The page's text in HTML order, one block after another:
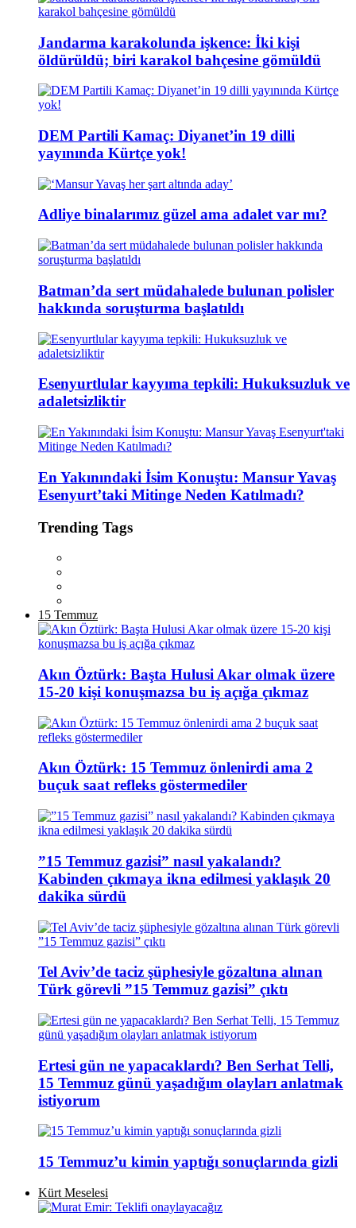
Jandarma karakolunda işkence: İki kişi
öldürüldü; biri karakol bahçesine gömüldü
DEM Partili Kamaç: Diyanet’in 19 dilli
yayınında Kürtçe yok!
Adliye binalarımız güzel ama adalet var mı?
Batman’da sert müdahalede bulunan polisler
hakkında soruşturma başlatıldı
Esenyurtlular kayyıma tepkili: Hukuksuzluk ve
adaletsizliktir
En Yakınındaki İsim Konuştu: Mansur Yavaş
Esenyurt’taki Mitinge Neden Katılmadı?
Trending Tags
15 Temmuz
Akın Öztürk: Başta Hulusi Akar olmak üzere
15-20 kişi konuşmazsa bu iş açığa çıkmaz
Akın Öztürk: 15 Temmuz önlenirdi ama 2
buçuk saat refleks göstermediler
”15 Temmuz gazisi” nasıl yakalandı?
Kabinden çıkmaya ikna edilmesi yaklaşık 20
dakika sürdü
Tel Aviv’de taciz şüphesiyle gözaltına alınan
Türk görevli ”15 Temmuz gazisi” çıktı
Ertesi gün ne yapacaklardı? Ben Serhat Telli,
15 Temmuz günü yaşadığım olayları anlatmak
istiyorum
15 Temmuz’u kimin yaptığı sonuçlarında gizli
Kürt Meselesi